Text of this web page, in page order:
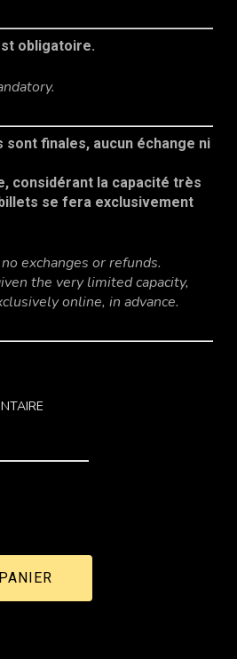
obligatoire.
.
finales, aucun échange ni
considérant la capacité très
se fera exclusivement
exchanges or refunds.
the very limited capacity,
online, in advance.